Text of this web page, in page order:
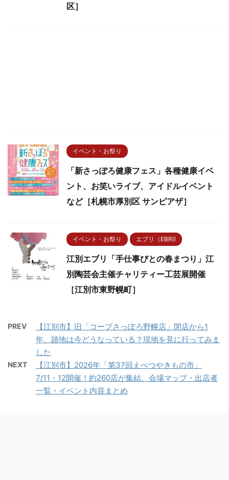
区］
イベント・お祭り
「新さっぽろ健康フェス」各種健康イベ
ント、お笑いライブ、アイドルイベント
など［札幌市厚別区 サンピアザ］
イベント・お祭り エブリ（EBRI)
江別エブリ「手仕事びとの春まつり」江
別陶芸会主催チャリティー工芸展開催
［江別市東野幌町］
PREV
【江別市】旧「コープさっぽろ野幌店」閉店から1
年、跡地は今どうなっている？現地を見に行ってみま
した
NEXT
【江別市】2026年「第37回えべつやきもの市」
7/11・12開催！約260店が集結、会場マップ・出店者
一覧・イベント内容まとめ